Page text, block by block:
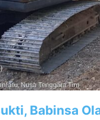
Babinsa